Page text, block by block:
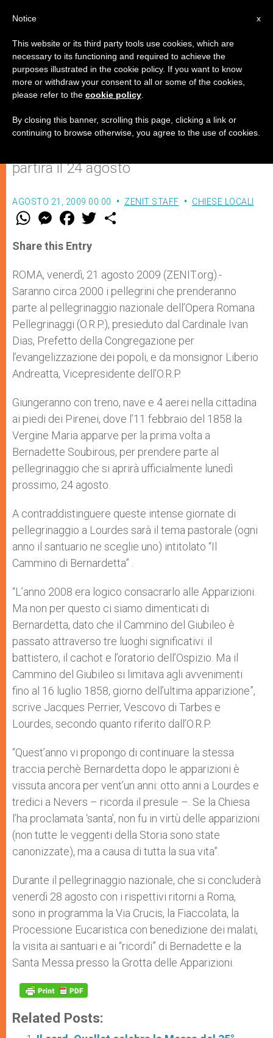
Al via il pellegrinaggio nazionale
dell’O.R.P. a Lourdes
partirà il 24 agosto
AGOSTO 21, 2009 00:00 ZENIT STAFF CHIESE LOCALI
W
t
s
p
p
M
e
s
e
g
e
r
F
a
e
b
o
k
w
r
Share this Entry
ROMA, venerdì, 21 agosto 2009 (ZENIT.org).-
Saranno circa 2000 i pellegrini che prenderanno
parte al pellegrinaggio nazionale dell’Opera Romana
Pellegrinaggi (O.R.P.), presieduto dal Cardinale Ivan
Dias, Prefetto della Congregazione per
l’evangelizzazione dei popoli, e da monsignor Liberio
Andreatta, Vicepresidente dell’O.R.P.
Giungeranno con treno, nave e 4 aerei nella cittadina
ai piedi dei Pirenei, dove l’11 febbraio del 1858 la
Vergine Maria apparve per la prima volta a
Bernadette Soubirous, per prendere parte al
pellegrinaggio che si aprirà ufficialmente lunedì
prossimo, 24 agosto.
A contraddistinguere queste intense giornate di
pellegrinaggio a Lourdes sarà il tema pastorale (ogni
anno il santuario ne sceglie uno) intitolato “Il
Cammino di Bernardetta” .
“L’anno 2008 era logico consacrarlo alle Apparizioni.
Ma non per questo ci siamo dimenticati di
Bernardetta, dato che il Cammino del Giubileo è
passato attraverso tre luoghi significativi: il
battistero, il cachot e l’oratorio dell’Ospizio. Ma il
Cammino del Giubileo si limitava agli avvenimenti
fino al 16 luglio 1858, giorno dell’ultima apparizione”,
scrive Jacques Perrier, Vescovo di Tarbes e
Lourdes, secondo quanto riferito dall’O.R.P.
“Quest’anno vi propongo di continuare la stessa
traccia perchè Bernardetta dopo le apparizioni è
vissuta ancora per vent’un anni: otto anni a Lourdes e
tredici a Nevers – ricorda il presule –. Se la Chiesa
l’ha proclamata ‘santa’, non fu in virtù delle apparizioni
(non tutte le veggenti della Storia sono state
canonizzate), ma a causa di tutta la sua vita”.
Durante il pellegrinaggio nazionale, che si concluderà
venerdì 28 agosto con i rispettivi ritorni a Roma,
sono in programma la Via Crucis, la Fiaccolata, la
Processione Eucaristica con benedizione dei malati,
la visita ai santuari e ai “ricordi” di Bernadette e la
Santa Messa presso la Grotta delle Apparizioni.
Related Posts:
x
Notice
This website or its third party tools use cookies, which are
necessary to its functioning and required to achieve the
purposes illustrated in the cookie policy. If you want to know
more or withdraw your consent to all or some of the cookies,
please refer to the cookie policy
By closing this banner, scrolling this page, clicking a link or
continuing to browse otherwise, you agree to the use of cookies.